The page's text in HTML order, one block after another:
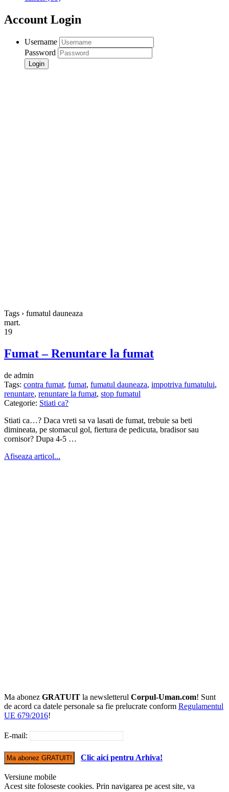
Account Login
Username
Password
Tags › fumatul dauneaza
mart.
19
Fumat – Renuntare la fumat
de admin
Tags: contra fumat, fumat, fumatul dauneaza, impotriva fumatului,
renuntare, renuntare la fumat, stop fumatul
Categorie: Stiati ca?
Stiati ca…? Daca vreti sa va lasati de fumat, trebuie sa beti
dimineata, pe stomacul gol, fiertura de pedicuta, bradisor sau
cornisor? Dupa 4-5 …
Afiseaza articol...
Ma abonez GRATUIT la newsletterul Corpul-Uman.com! Sunt
de acord ca datele personale sa fie prelucrate conform Regulamentul
UE 679/2016!
E-mail:
Clic aici pentru Arhiva!
Versiune mobile
Acest site foloseste cookies. Prin navigarea pe acest site, va